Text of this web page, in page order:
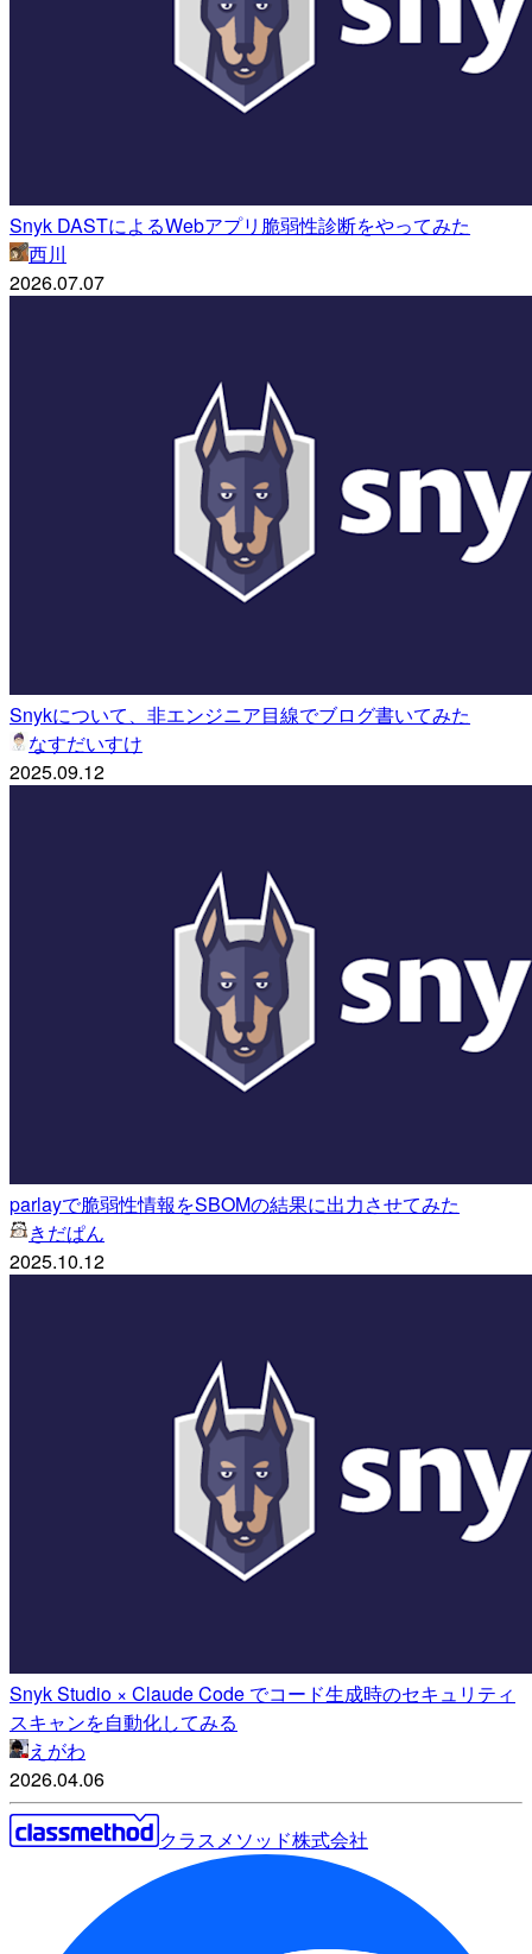
Snyk DASTによるWebアプリ脆弱性診断をやってみた
西川
2026.07.07
Snykについて、非エンジニア目線でブログ書いてみた
なすだいすけ
2025.09.12
parlayで脆弱性情報をSBOMの結果に出力させてみた
きだぱん
2025.10.12
Snyk Studio × Claude Code でコード生成時のセキュリティ
スキャンを自動化してみる
えがわ
2026.04.06
クラスメソッド株式会社